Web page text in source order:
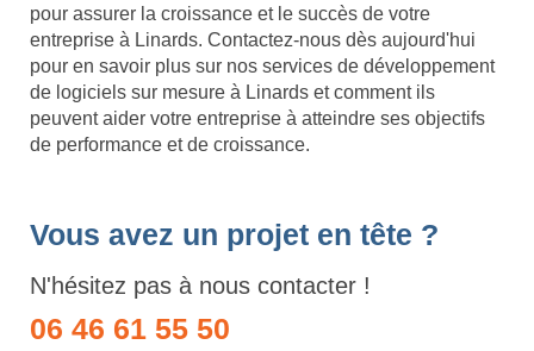
pour assurer la croissance et le succès de votre
entreprise à Linards. Contactez-nous dès aujourd'hui
pour en savoir plus sur nos services de développement
de logiciels sur mesure à Linards et comment ils
peuvent aider votre entreprise à atteindre ses objectifs
de performance et de croissance.
Vous avez un projet en tête ?
N'hésitez pas à nous contacter !
06 46 61 55 50